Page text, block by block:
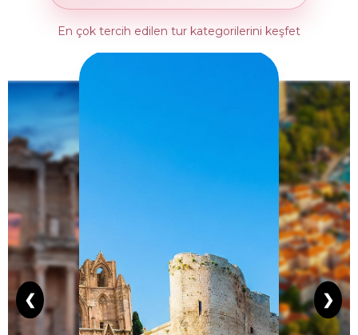
En çok tercih edilen tur kategorilerini keşfet
❮ ❯